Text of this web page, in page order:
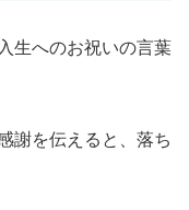
生へのお祝いの言葉
謝を伝えると、落ち